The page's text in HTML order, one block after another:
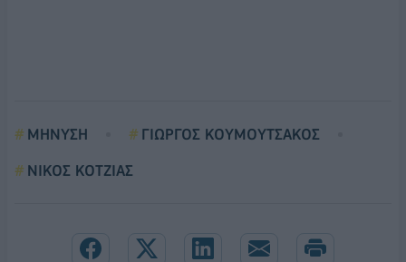
ΜΗΝΥΣΗ
ΓΙΩΡΓΟΣ ΚΟΥΜΟΥΤΣΑΚΟΣ
ΝΙΚΟΣ ΚΟΤΖΙΑΣ